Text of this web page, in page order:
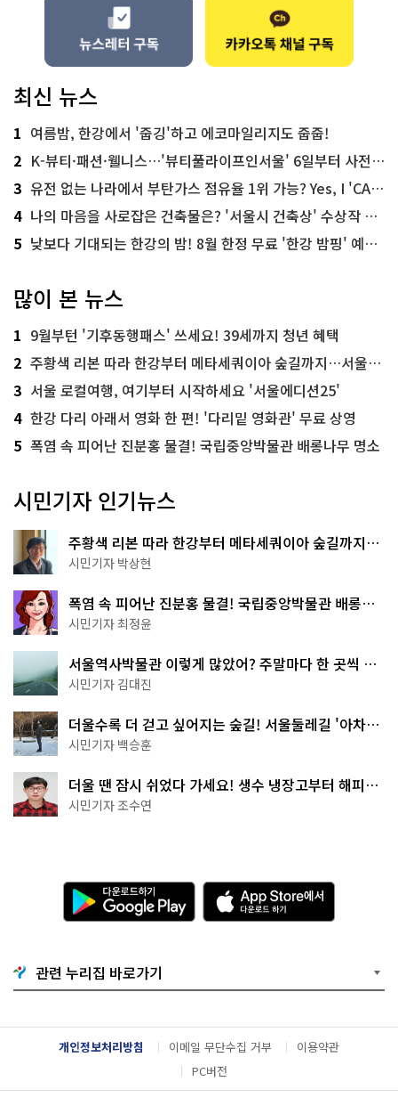
최신 뉴스
1 여름밤, 한강에서 '줍깅'하고 에코마일리지도 줍줍!
2 K-뷰티·패션·웰니스…'뷰티풀라이프인서울' 6일부터 사전 예약
3 유전 없는 나라에서 부탄가스 점유율 1위 가능? Yes, I 'CAN'
4 나의 마음을 사로잡은 건축물은? '서울시 건축상' 수상작 공개!
5 낮보다 기대되는 한강의 밤! 8월 한정 무료 '한강 밤핑' 예약은?
많이 본 뉴스
1 9월부턴 '기후동행패스' 쓰세요! 39세까지 청년 혜택
2 주황색 리본 따라 한강부터 메타세쿼이아 숲길까지…서울둘레길 15코스
3 서울 로컬여행, 여기부터 시작하세요 '서울에디션25'
4 한강 다리 아래서 영화 한 편! '다리밑 영화관' 무료 상영
5 폭염 속 피어난 진분홍 물결! 국립중앙박물관 배롱나무 명소
시민기자 인기뉴스
주황색 리본 따라 한강부터 메타세쿼이아 숲길까지…
서울둘레길 15코스
시민기자 박상현
폭염 속 피어난 진분홍 물결! 국립중앙박물관 배롱나
무 명소
시민기자 최정윤
서울역사박물관 이렇게 많았어? 주말마다 한 곳씩 떠
나는 역사 산책
시민기자 김대진
더울수록 더 걷고 싶어지는 숲길! 서울둘레길 '아차산
코스'
시민기자 백승훈
더울 땐 잠시 쉬었다 가세요! 생수 냉장고부터 해피소
·무더위쉼터까지
시민기자 조수연
다
운
로
기
G
o
g
l
e
l
A
p
p
e
서
다
운
드
관련 누리집 바로가기
개인정보처리방침 이메일 무단수집 거부
이용약관
PC버전